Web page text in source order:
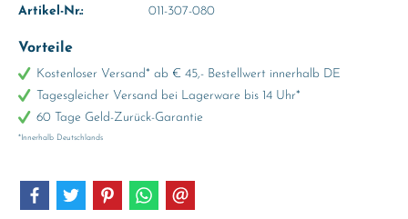
Artikel-Nr.: 011-307-080
Vorteile
Kostenloser Versand* ab € 45,- Bestellwert innerhalb DE
Tagesgleicher Versand bei Lagerware bis 14 Uhr*
60 Tage Geld-Zurück-Garantie
*Innerhalb Deutschlands